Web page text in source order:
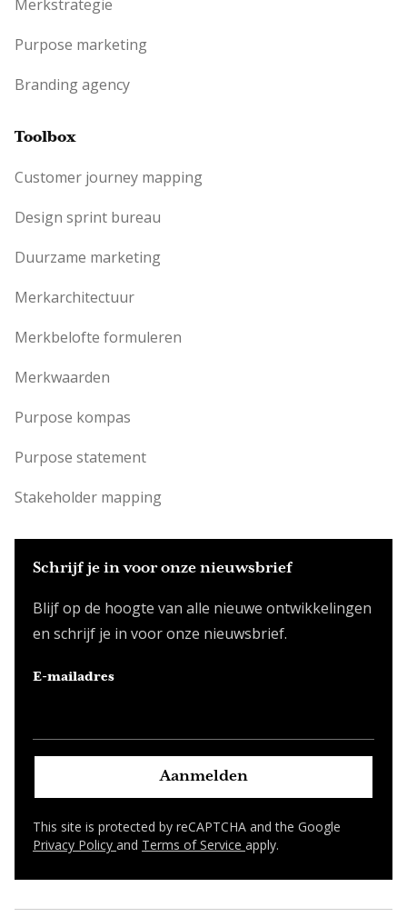
Merkstrategie
Purpose marketing
Branding agency
Toolbox
Customer journey mapping
Design sprint bureau
Duurzame marketing
Merkarchitectuur
Merkbelofte formuleren
Merkwaarden
Purpose kompas
Purpose statement
Stakeholder mapping
Schrijf je in voor onze nieuwsbrief
Blijf op de hoogte van alle nieuwe ontwikkelingen
en schrijf je in voor onze nieuwsbrief.
E-mailadres
Aanmelden
This site is protected by reCAPTCHA and the Google
Privacy Policy and Terms of Service apply.